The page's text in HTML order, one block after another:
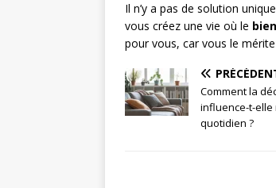
Il n’y a pas de solution
vous créez une vie où le
pour vous, car vous le
Comment la
influence-t-
quotidien ?